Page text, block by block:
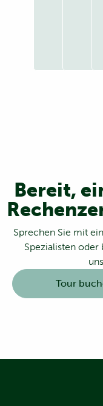
Bereit,
Sprechen Sie mit
Spezialisten oder
Tour